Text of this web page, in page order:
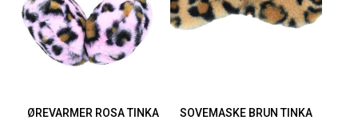
ØREVARMER ROSA TINKA
SOVEMASKE BRUN TINKA